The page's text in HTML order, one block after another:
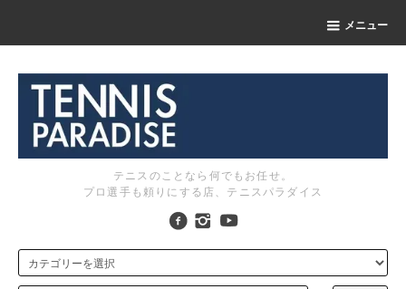
メニュー
テニスのことなら何でもお任せ。
プロ選手も頼りにする店、テニスパラダイス